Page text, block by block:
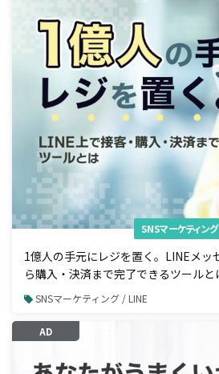
SNSマーケティング
1億人の手元にレジを置く。LINEメッ
ら購入・決済まで完了できるツールと
SNSマーケティング / LINE
AD